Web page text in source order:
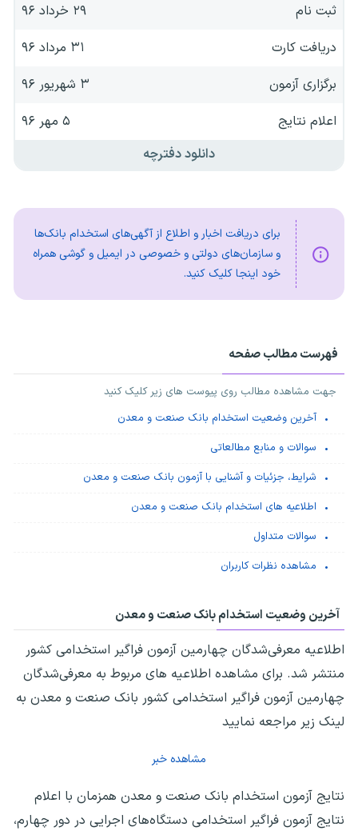
ثبت نام
دریافت کارت
۳۱ مرداد ۹۶
برگزاری آزمون
۳ شهریور ۹۶
اعلام نتایج
۵ مهر ۹۶
دانلود دفترچه
برای دریافت اخبار و اطلاع از آگهی‌های استخدام بانک‌ها
و سازمان‌های دولتی و خصوصی در ایمیل و گوشی همراه
خود اینجا کلیک کنید.
فهرست مطالب صفحه
جهت مشاهده مطالب روی پیوست های زیر کلیک کنید
آخرین وضعیت استخدام بانک صنعت و معدن
سوالات و منابع مطالعاتی
شرایط، جزئیات و آشنایی با آزمون بانک صنعت و معدن
اطلاعیه های استخدام بانک صنعت و معدن
سوالات متداول
مشاهده نظرات کاربران
آخرین وضعیت استخدام بانک صنعت و معدن
اطلاعیه معرفی‌شدگان چهارمین آزمون فراگیر استخدامی کشور
منتشر شد. برای مشاهده اطلاعیه های مربوط به معرفی‌شدگان
چهارمین آزمون فراگیر استخدامی کشور بانک صنعت و معدن به
لینک زیر مراجعه نمایید
مشاهده خبر
نتایج آزمون استخدام بانک صنعت و معدن همزمان با اعلام
نتایج آزمون فراگیر استخدامی دستگاه‌های اجرایی در دور چهارم،